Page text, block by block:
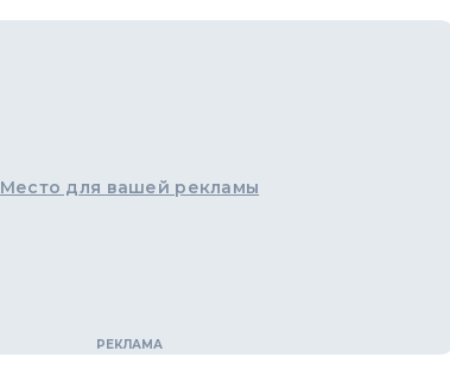
Место для вашей рекламы